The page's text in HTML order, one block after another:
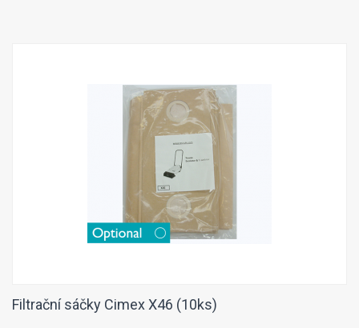
Filtrační sáčky Cimex X46 (10ks)